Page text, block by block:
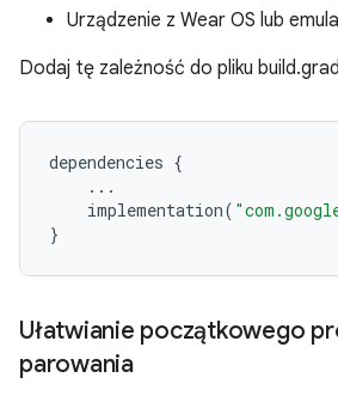
Urządzenie z Wear OS lub
Dodaj tę zależność do pliku
dependencies {
...
implementation(
}
Ułatwianie początkowego
parowania